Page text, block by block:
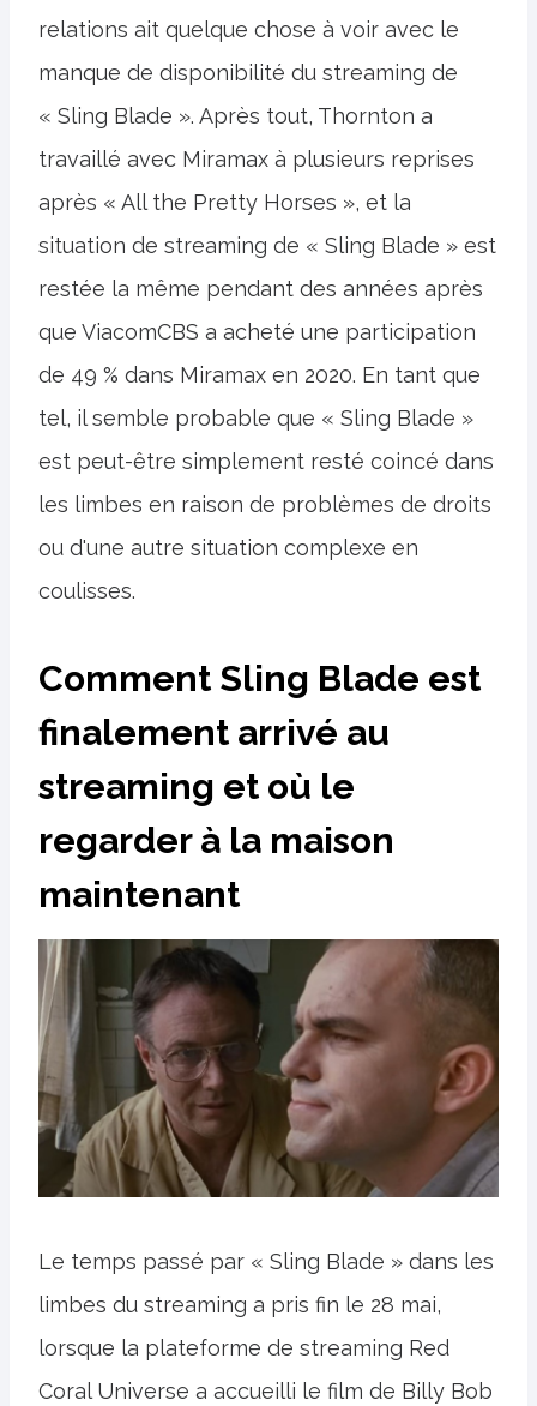
relations ait quelque chose à voir avec le
manque de disponibilité du streaming de
« Sling Blade ». Après tout, Thornton a
travaillé avec Miramax à plusieurs reprises
après « All the Pretty Horses », et la
situation de streaming de « Sling Blade » est
restée la même pendant des années après
que ViacomCBS a acheté une participation
de 49 % dans Miramax en 2020. En tant que
tel, il semble probable que « Sling Blade »
est peut-être simplement resté coincé dans
les limbes en raison de problèmes de droits
ou d'une autre situation complexe en
coulisses.
Comment Sling Blade est
finalement arrivé au
streaming et où le
regarder à la maison
maintenant
Le temps passé par « Sling Blade » dans les
limbes du streaming a pris fin le 28 mai,
lorsque la plateforme de streaming Red
Coral Universe a accueilli le film de Billy Bob